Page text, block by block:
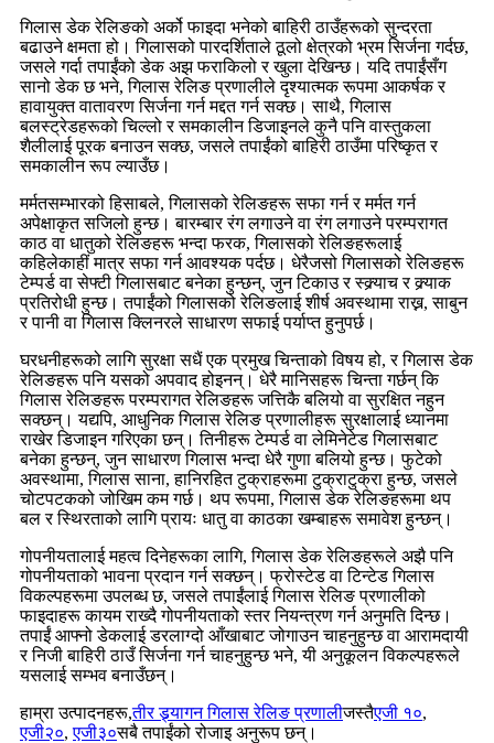
गिलास डेक रेलिङको अर्को फाइदा भनेको बाहिरी ठाउँहरूको सुन्दरता
बढाउने क्षमता हो। गिलासको पारदर्शिताले ठूलो क्षेत्रको भ्रम सिर्जना गर्दछ,
जसले गर्दा तपाईंको डेक अझ फराकिलो र खुला देखिन्छ। यदि तपाईंसँग
सानो डेक छ भने, गिलास रेलिङ प्रणालीले दृश्यात्मक रूपमा आकर्षक र
हावायुक्त वातावरण सिर्जना गर्न मद्दत गर्न सक्छ। साथै, गिलास
बलस्ट्रेडहरूको चिल्लो र समकालीन डिजाइनले कुनै पनि वास्तुकला
शैलीलाई पूरक बनाउन सक्छ, जसले तपाईंको बाहिरी ठाउँमा परिष्कृत र
समकालीन रूप ल्याउँछ।
मर्मतसम्भारको हिसाबले, गिलासको रेलिङहरू सफा गर्न र मर्मत गर्न
अपेक्षाकृत सजिलो हुन्छ। बारम्बार रंग लगाउने वा रंग लगाउने परम्परागत
काठ वा धातुको रेलिङहरू भन्दा फरक, गिलासको रेलिङहरूलाई
कहिलेकाहीं मात्र सफा गर्न आवश्यक पर्दछ। धेरैजसो गिलासको रेलिङहरू
टेम्पर्ड वा सेफ्टी गिलासबाट बनेका हुन्छन्, जुन टिकाउ र स्क्र्याच र क्र्याक
प्रतिरोधी हुन्छ। तपाईंको गिलासको रेलिङलाई शीर्ष अवस्थामा राख्न, साबुन
र पानी वा गिलास क्लिनरले साधारण सफाई पर्याप्त हुनुपर्छ।
घरधनीहरूको लागि सुरक्षा सधैं एक प्रमुख चिन्ताको विषय हो, र गिलास डेक
रेलिङहरू पनि यसको अपवाद होइनन्। धेरै मानिसहरू चिन्ता गर्छन् कि
गिलास रेलिङहरू परम्परागत रेलिङहरू जत्तिकै बलियो वा सुरक्षित नहुन
सक्छन्। यद्यपि, आधुनिक गिलास रेलिङ प्रणालीहरू सुरक्षालाई ध्यानमा
राखेर डिजाइन गरिएका छन्। तिनीहरू टेम्पर्ड वा लेमिनेटेड गिलासबाट
बनेका हुन्छन्, जुन साधारण गिलास भन्दा धेरै गुणा बलियो हुन्छ। फुटेको
अवस्थामा, गिलास साना, हानिरहित टुक्राहरूमा टुक्राटुक्रा हुन्छ, जसले
चोटपटकको जोखिम कम गर्छ। थप रूपमा, गिलास डेक रेलिङहरूमा थप
बल र स्थिरताको लागि प्रायः धातु वा काठका खम्बाहरू समावेश हुन्छन्।
गोपनीयतालाई महत्व दिनेहरूका लागि, गिलास डेक रेलिङहरूले अझै पनि
गोपनीयताको भावना प्रदान गर्न सक्छन्। फ्रोस्टेड वा टिन्टेड गिलास
विकल्पहरूमा उपलब्ध छ, जसले तपाईंलाई गिलास रेलिङ प्रणालीको
फाइदाहरू कायम राख्दै गोपनीयताको स्तर नियन्त्रण गर्न अनुमति दिन्छ।
तपाईं आफ्नो डेकलाई डरलाग्दो आँखाबाट जोगाउन चाहनुहुन्छ वा आरामदायी
र निजी बाहिरी ठाउँ सिर्जना गर्न चाहनुहुन्छ भने, यी अनुकूलन विकल्पहरूले
यसलाई सम्भव बनाउँछन्।
हाम्रा उत्पादनहरू,तीर ड्र्यागन गिलास रेलिङ प्रणालीजस्तैएजी १०,
एजी२०,एजी३०सबै तपाईंको रोजाइ अनुरूप छन्।